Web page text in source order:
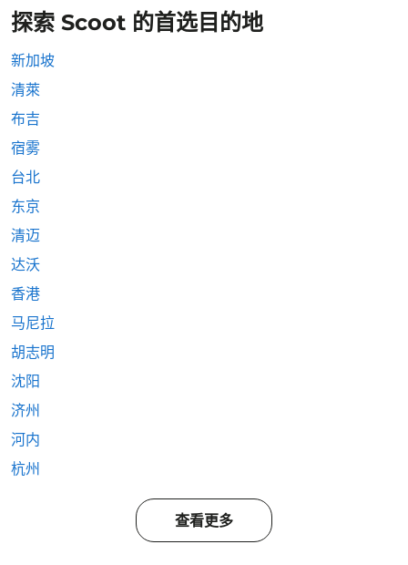
探索 Scoot 的首选目的地
新加坡
清萊
布吉
宿雾
台北
东京
清迈
达沃
香港
马尼拉
胡志明
沈阳
济州
河内
杭州
查看更多